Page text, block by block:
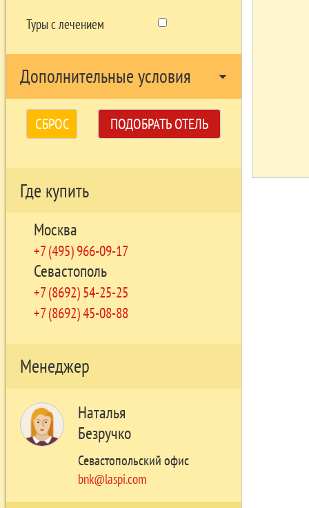
Туры с лечением
Дополнительные условия arrow_drop_down
СБРОС ПОДОБРАТЬ ОТЕЛЬ
Где купить
Москва
+7 (495) 966-09-17
Севастополь
+7 (8692) 54-25-25
+7 (8692) 45-08-88
Менеджер
Наталья
Безручко
Севастопольский офис
bnk@laspi.com